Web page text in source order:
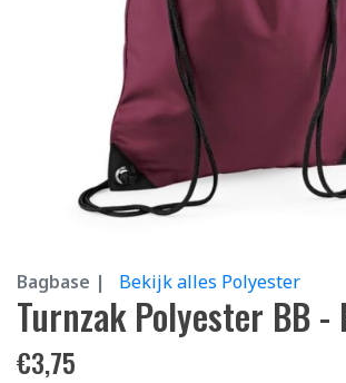
Bagbase | Bekijk alles Polyester
Turnzak Polyester BB -
€3,75